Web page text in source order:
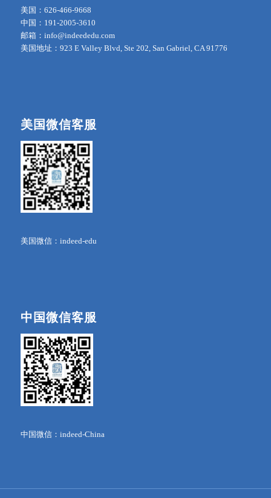
美国：626-466-9668
中国：191-2005-3610
邮箱：info@indeededu.com
美国地址：923 E Valley Blvd, Ste 202, San Gabriel, CA 91776
美国微信客服
美国微信：indeed-edu
中国微信客服
中国微信：indeed-China